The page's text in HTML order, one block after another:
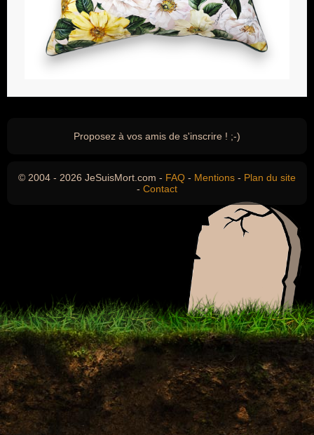
Proposez à vos amis de s'inscrire ! ;-)
© 2004 - 2026 JeSuisMort.com - FAQ - Mentions - Plan du site
- Contact